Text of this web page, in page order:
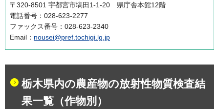
〒320-8501 宇都宮市塙田1-1-20 県庁舎本館12階
電話番号：028-623-2277
ファックス番号：028-623-2340
Email： nousei@pref.tochigi.lg.jp
栃木県内の農産物の放射性物質検査結
果一覧（作物別）